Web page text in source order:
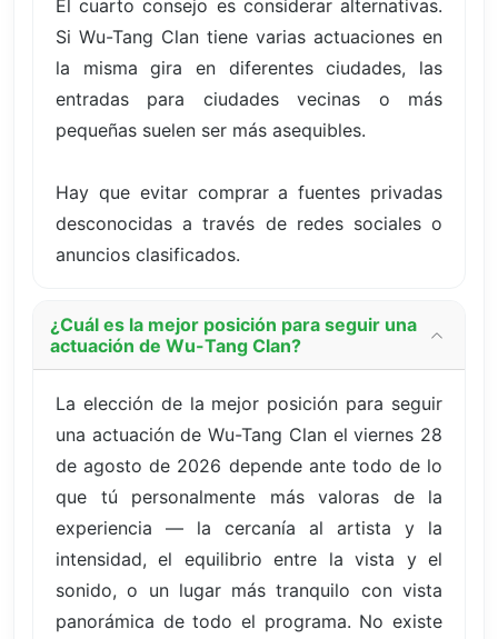
El cuarto consejo es considerar alternativas.
Si Wu-Tang Clan tiene varias actuaciones en
la misma gira en diferentes ciudades, las
entradas para ciudades vecinas o más
pequeñas suelen ser más asequibles.
Hay que evitar comprar a fuentes privadas
desconocidas a través de redes sociales o
anuncios clasificados.
¿Cuál es la mejor posición para seguir una
actuación de Wu-Tang Clan?
La elección de la mejor posición para seguir
una actuación de Wu-Tang Clan el viernes 28
de agosto de 2026 depende ante todo de lo
que tú personalmente más valoras de la
experiencia — la cercanía al artista y la
intensidad, el equilibrio entre la vista y el
sonido, o un lugar más tranquilo con vista
panorámica de todo el programa. No existe